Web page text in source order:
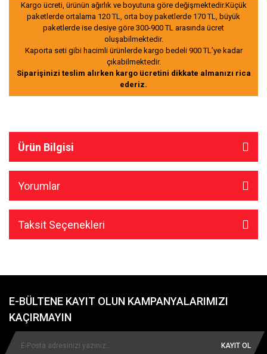
Kargo ücreti, ürünün ağırlık ve boyutuna göre değişmektedir.Küçük
paketlerde ortalama 120 TL, orta boy paketlerde 170 TL, büyük
paketlerde ise desiye göre 300-900 TL arasında ücret
oluşabilmektedir.
Kaporta seti gibi hacimli ürünlerde kargo bedeli 900 TL’ye kadar
çıkabilmektedir.
Siparişinizi teslim alırken kargo ücretini dikkate almanızı rica
ederiz.
Ürün Bilgisi
Yorumlar
Taksit Seçenekleri
E-BÜLTENE KAYIT OLUN KAMPANYALARIMIZI
KAÇIRMAYIN
KAYIT OL